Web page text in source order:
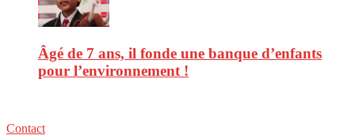
Âgé de 7 ans, il fonde une banque d’enfants
pour l’environnement !
Contact